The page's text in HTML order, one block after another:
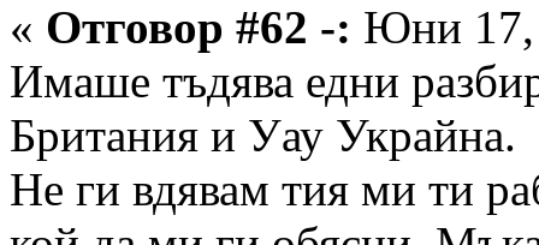
« Отговор #62 -: Юни 17,
Имаше тъдява едни
Британия и Уау Украйна.
Не ги вдявам тия ми ти